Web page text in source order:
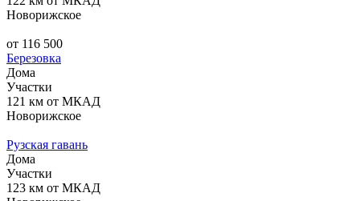
Новорижское
от 116 500
Березовка
Дома
Участки
121 км от МКАД
Новорижское
Рузская гавань
Дома
Участки
123 км от МКАД